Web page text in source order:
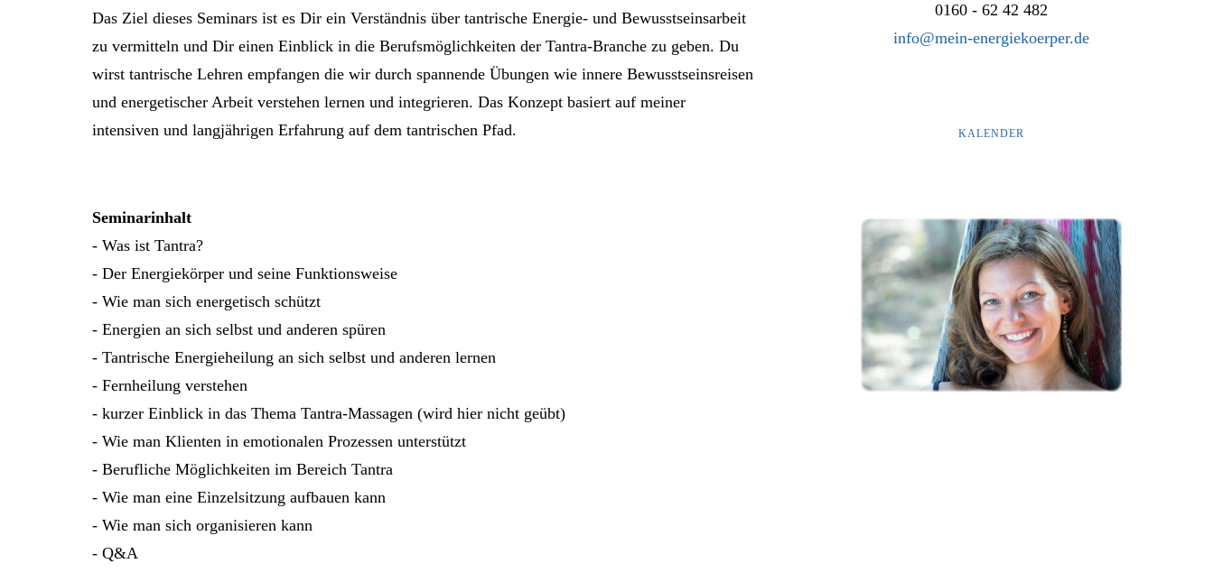
Das Ziel dieses Seminars ist es Dir ein Verständnis über tantrische Energie- und Bewusstseinsarbeit
zu vermitteln und Dir einen Einblick in die Berufsmöglichkeiten der Tantra-Branche zu geben. Du
wirst tantrische Lehren empfangen die wir durch spannende Übungen wie innere Bewusstseinsreisen
und energetischer Arbeit verstehen lernen und integrieren. Das Konzept basiert auf meiner
intensiven und langjährigen Erfahrung auf dem tantrischen Pfad.
Seminarinhalt
- Was ist Tantra?
- Der Energiekörper und seine Funktionsweise
- Wie man sich energetisch schützt
- Energien an sich selbst und anderen spüren
- Tantrische Energieheilung an sich selbst und anderen lernen
- Fernheilung verstehen
- kurzer Einblick in das Thema Tantra-Massagen (wird hier nicht geübt)
- Wie man Klienten in emotionalen Prozessen unterstützt
- Berufliche Möglichkeiten im Bereich Tantra
- Wie man eine Einzelsitzung aufbauen kann
- Wie man sich organisieren kann
- Q&A
0160 - 62 42 482
info@mein-energiekoerper.de
KALENDER